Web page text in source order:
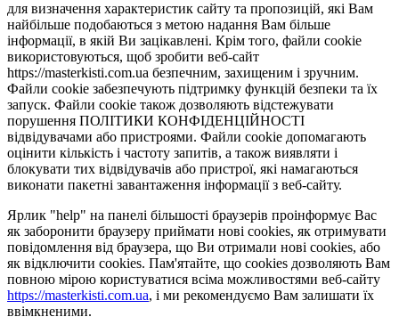
для визначення характеристик сайту та пропозицій, які Вам
найбільше подобаються з метою надання Вам більше
інформації, в якій Ви зацікавлені. Крім того, файли cookie
використовуються, щоб зробити веб-сайт
https://masterkisti.com.ua безпечним, захищеним і зручним.
Файли cookie забезпечують підтримку функцій безпеки та їх
запуск. Файли cookie також дозволяють відстежувати
порушення ПОЛІТИКИ КОНФІДЕНЦІЙНОСТІ
відвідувачами або пристроями. Файли cookie допомагають
оцінити кількість і частоту запитів, а також виявляти і
блокувати тих відвідувачів або пристрої, які намагаються
виконати пакетні завантаження інформації з веб-сайту.
Ярлик "help" на панелі більшості браузерів проінформує Вас
як заборонити браузеру приймати нові cookies, як отримувати
повідомлення від браузера, що Ви отримали нові cookies, або
як відключити cookies. Пам'ятайте, що cookies дозволяють Вам
повною мірою користуватися всіма можливостями веб-сайту
https://masterkisti.com.ua, і ми рекомендуємо Вам залишати їх
ввімкненими.